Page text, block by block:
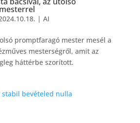
| AI
promptfaragó mester mesél a
mesterségről, amit az
háttérbe szorított.